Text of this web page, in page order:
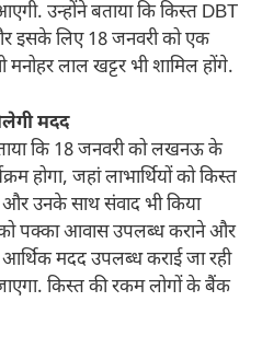
उन्होंने बताया कि किस्त DBT
इसके लिए 18 जनवरी को एक
मनोहर लाल खट्टर भी शामिल होंगे.
मदद
कि 18 जनवरी को लखनऊ के
होगा, जहां लाभार्थियों को किस्त
उनके साथ संवाद भी किया
को पक्का आवास उपलब्ध कराने और
आर्थिक मदद उपलब्ध कराई जा रही
किस्त की रकम लोगों के बैंक